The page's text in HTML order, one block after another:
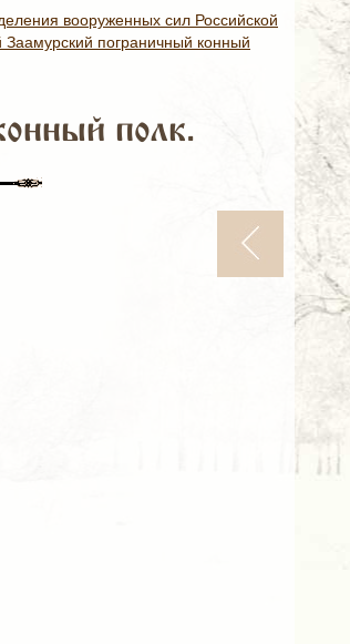
вооруженных сил Российской
Заамурский пограничный конный
полк.